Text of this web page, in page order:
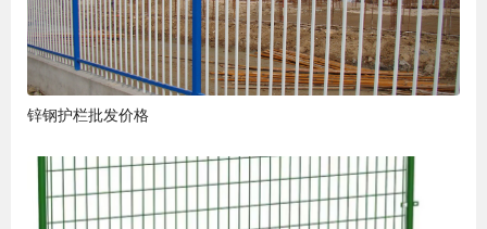
锌钢护栏批发价格